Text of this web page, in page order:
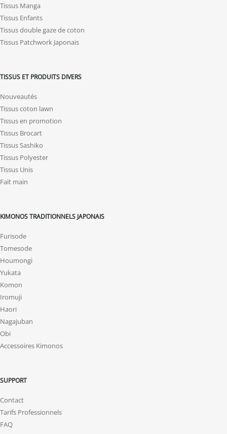
Tissus Manga
Tissus Enfants
Tissus double gaze de coton
Tissus Patchwork Japonais
TISSUS ET PRODUITS DIVERS
Nouveautés
Tissus coton lawn
Tissus en promotion
Tissus Brocart
Tissus Sashiko
Tissus Polyester
Tissus Unis
Fait main
KIMONOS TRADITIONNELS JAPONAIS
Furisode
Tomesode
Houmongi
Yukata
Komon
Iromuji
Haori
Nagajuban
Obi
Accessoires Kimonos
SUPPORT
Contact
Tarifs Professionnels
FAQ